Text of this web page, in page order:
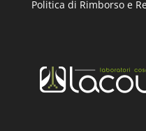
Politica di Rimborso e